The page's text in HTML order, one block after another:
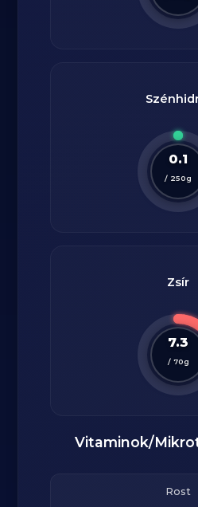
0.1
/ 250g
Zsír
7.3
/ 70g
Vitaminok/
Rost